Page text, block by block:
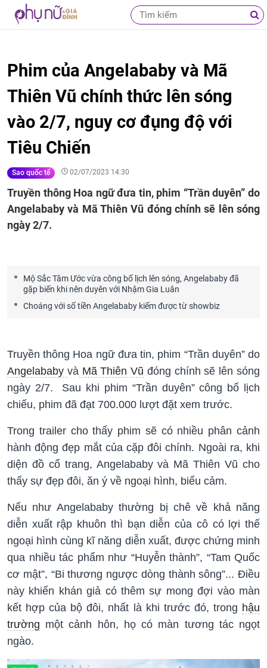
Phim của Angelababy và Mã
Thiên Vũ chính thức lên sóng
vào 2/7, nguy cơ đụng độ với
Tiêu Chiến
Sao quốc tế 02/07/2023 14:30
Truyền thông Hoa ngữ đưa tin, phim “Trần duyên” do
Angelababy và Mã Thiên Vũ đóng chính sẽ lên sóng
ngày 2/7.
Mộ Sắc Tâm Ước vừa công bố lịch lên sóng, Angelababy đã
gặp biến khi nên duyên với Nhậm Gia Luân
Choáng với số tiền Angelababy kiếm được từ showbiz
Truyền thông Hoa ngữ đưa tin, phim “Trần duyên” do
Angelababy và Mã Thiên Vũ đóng chính sẽ lên sóng
ngày 2/7. Sau khi phim “Trần duyên” công bố lịch
chiếu, phim đã đạt 700.000 lượt đặt xem trước.
Trong trailer cho thấy phim sẽ có nhiều phân cảnh
hành động đẹp mắt của cặp đôi chính. Ngoài ra, khi
diện đồ cổ trang, Angelababy và Mã Thiên Vũ cho
thấy sự đẹp đôi, ăn ý về ngoại hình, biểu cảm.
Nếu như Angelababy thường bị chê về khả năng
diễn xuất rập khuôn thì bạn diễn của cô có lợi thế
ngoại hình cùng kĩ năng diễn xuất, được chứng minh
qua nhiều tác phẩm như “Huyễn thành”, “Tam Quốc
cơ mật”, “Bi thương ngược dòng thành sông”... Điều
này khiến khán giả có thêm sự mong đợi vào màn
kết hợp của bộ đôi, nhất là khi trước đó, trong hậu
trường một cảnh hôn, họ có màn tương tác ngọt
ngào.